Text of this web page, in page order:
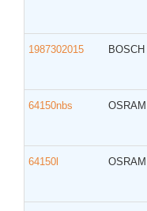
1987302015 BOSCH
64150nbs OSRAM
64150l OSRAM